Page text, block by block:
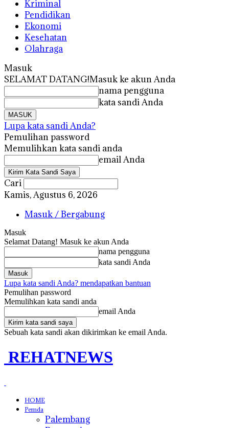
Kriminal
Pendidikan
Ekonomi
Kesehatan
Olahraga
Masuk
SELAMAT DATANG!Masuk ke akun Anda
nama pengguna
kata sandi Anda
Lupa kata sandi Anda?
Pemulihan password
Memulihkan kata sandi anda
email Anda
Cari
Kamis, Agustus 6, 2026
Masuk / Bergabung
Masuk
Selamat Datang! Masuk ke akun Anda
nama pengguna
kata sandi Anda
Lupa kata sandi Anda? mendapatkan bantuan
Pemulihan password
Memulihkan kata sandi anda
email Anda
Sebuah kata sandi akan dikirimkan ke email Anda.
REHATNEWS
HOME
Pemda
Palembang